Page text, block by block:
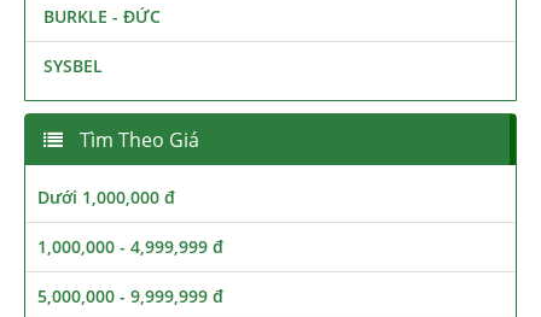
BURKLE - ĐỨC
SYSBEL
Tìm Theo Giá
Dưới 1,000,000 đ
1,000,000 - 4,999,999 đ
5,000,000 - 9,999,999 đ